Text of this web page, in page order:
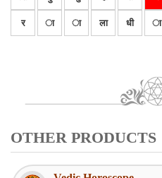
र ा ा ला धी ा
OTHER PRODUCTS